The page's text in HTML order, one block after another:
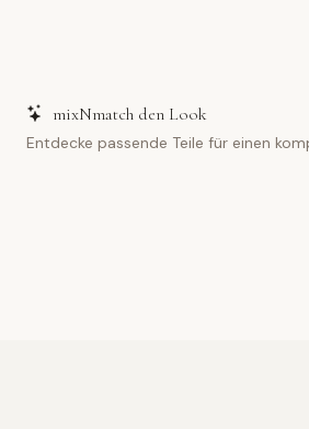
mixNmatch den Look
Entdecke passende Teile für einen